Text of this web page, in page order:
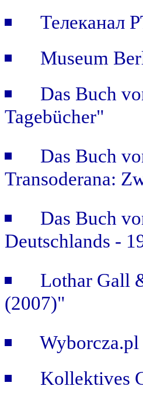
Телеканал
Museum
Das Buch
Tagebücher"
Das Buch
Transoderana:
Das Buch
Deutschlands -
Lothar Gall
(2007)"
Kollektives